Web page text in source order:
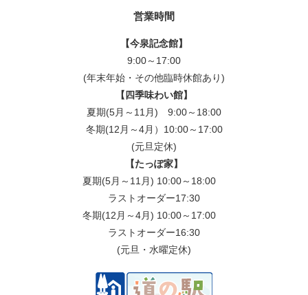
営業時間
【今泉記念館】
9:00～17:00
(年末年始・その他臨時休館あり)
【四季味わい館】
夏期(5月～11月) 9:00～18:00
冬期(12月～4月）10:00～17:00
(元旦定休)
【たっぽ家】
夏期(5月～11月) 10:00～18:00
ラストオーダー17:30
冬期(12月～4月) 10:00～17:00
ラストオーダー16:30
(元旦・水曜定休)